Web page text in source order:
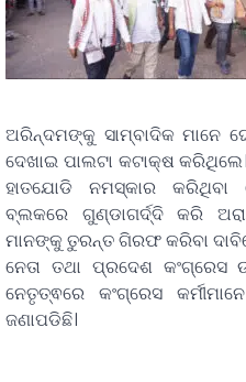
ଅରିନ୍ଦମଙ୍କୁ ସାମ୍ବାଦିକ ମାନେ
ଦେଖାଇ ପାଲଟା କଟାକ୍ଷ
ହାତଯୋଡି ନମସ୍କାର କରିଥିବା
ବ୍ଲକରେ ଗୁଣ୍ଡାଗର୍ଦ୍ଦି କରି
ମାନଙ୍କୁ ତୁରନ୍ତ ଗିରଫ କରିବା
ନେତା ତଥା ପ୍ରଦେଶ
ନେତୃତ୍ଵରେ କଂଗ୍ରେସ
ଜଣାପଡିଛି।